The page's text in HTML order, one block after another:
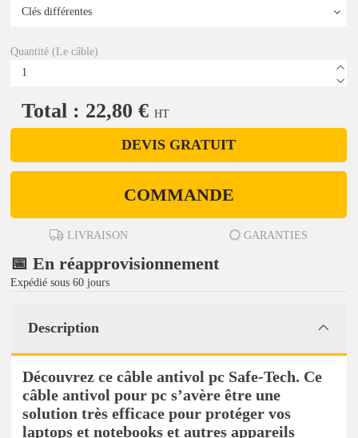
Quantité (Le câble)
Total : 22,80 € HT
DEVIS GRATUIT
COMMANDE
LIVRAISON GARANTIES
📅 En réapprovisionnement
Expédié sous 60 jours
Description
Découvrez ce câble antivol pc Safe-Tech. Ce
câble antivol pour pc s’avère être une
solution très efficace pour protéger vos
laptops et notebooks et autres appareils